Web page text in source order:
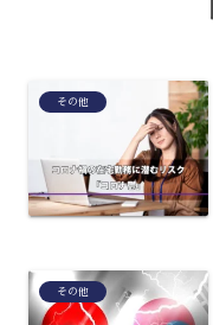
その他
その他